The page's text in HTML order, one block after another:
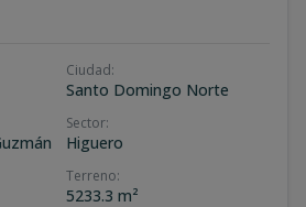
Ciudad:
Santo Domingo Norte
Sector:
Higuero
Terreno:
5233.3 m²